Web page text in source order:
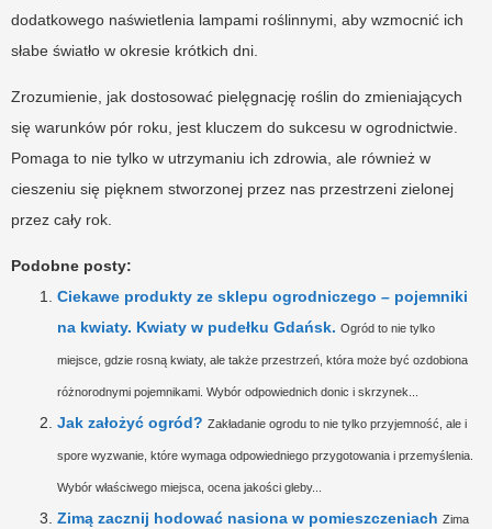
dodatkowego naświetlenia lampami roślinnymi, aby wzmocnić ich
słabe światło w okresie krótkich dni.
Zrozumienie, jak dostosować pielęgnację roślin do zmieniających
się warunków pór roku, jest kluczem do sukcesu w ogrodnictwie.
Pomaga to nie tylko w utrzymaniu ich zdrowia, ale również w
cieszeniu się pięknem stworzonej przez nas przestrzeni zielonej
przez cały rok.
Podobne posty:
Ciekawe produkty ze sklepu ogrodniczego – pojemniki
na kwiaty. Kwiaty w pudełku Gdańsk. Ogród to nie tylko
miejsce, gdzie rosną kwiaty, ale także przestrzeń, która może być ozdobiona
różnorodnymi pojemnikami. Wybór odpowiednich donic i skrzynek...
Jak założyć ogród? Zakładanie ogrodu to nie tylko przyjemność, ale i
spore wyzwanie, które wymaga odpowiedniego przygotowania i przemyślenia.
Wybór właściwego miejsca, ocena jakości gleby...
Zimą zacznij hodować nasiona w pomieszczeniach Zima